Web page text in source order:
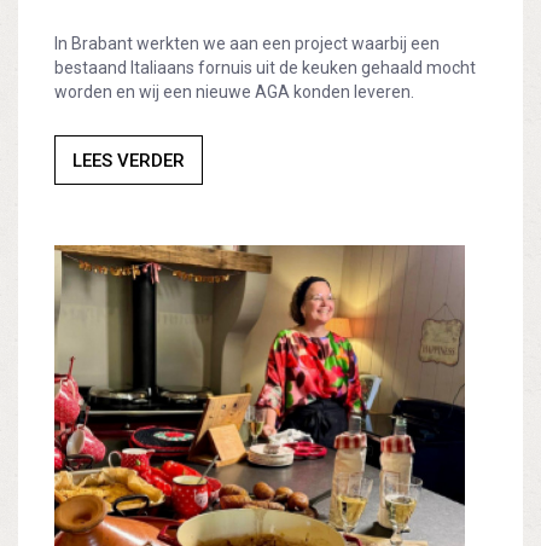
In Brabant werkten we aan een project waarbij een
bestaand Italiaans fornuis uit de keuken gehaald mocht
worden en wij een nieuwe AGA konden leveren.
LEES VERDER